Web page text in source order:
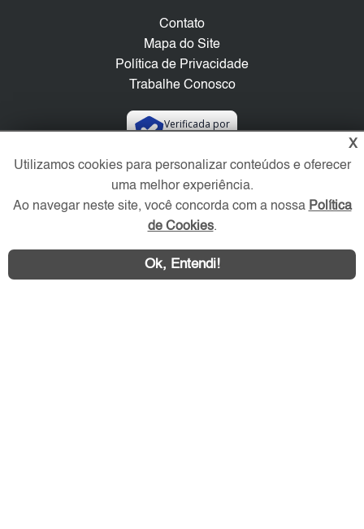
Contato
Mapa do Site
Política de Privacidade
Trabalhe Conosco
Verificada por
Redes Sociais
X
Utilizamos cookies para personalizar conteúdos e oferecer
uma melhor experiência.
Ao navegar neste site, você concorda com a nossa Política
de Cookies.
Ok, Entendi!